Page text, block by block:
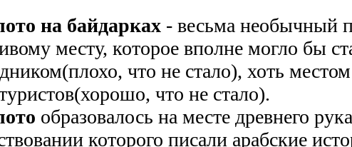
на байдарках - весьма необычный
месту, которое вполне могло бы
что не стало), хоть местом
что не стало).
образовалось на месте древнего
которого писали арабские